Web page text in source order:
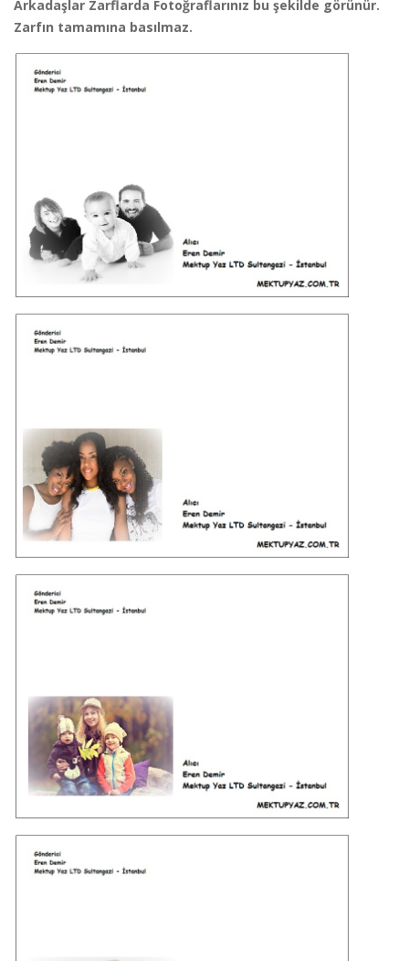
Arkadaşlar Zarflarda Fotoğraflarınız bu şekilde görünür.
Zarfın tamamına basılmaz.